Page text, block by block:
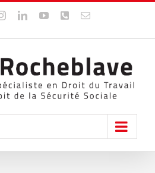
InstagramLinkedInYouTubeWhatsApp
Email